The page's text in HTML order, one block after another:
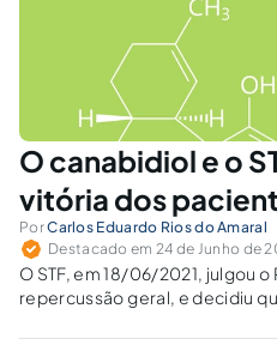
O canabidiol e o
vitória dos
PorCarlos Eduardo Rios do Amaral
Destacado em 24 de Junho de
O STF, em 18/06/2021, julgou o
repercussão geral, e decidiu
importação autorizada pela